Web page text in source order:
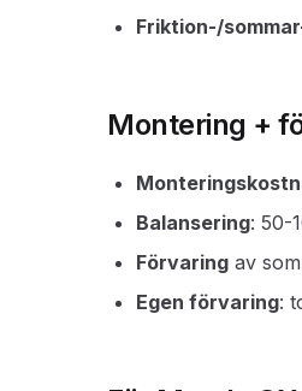
Friktion-/
Montering +
Balansering: 50-
Förvaring av
Egen förvaring: